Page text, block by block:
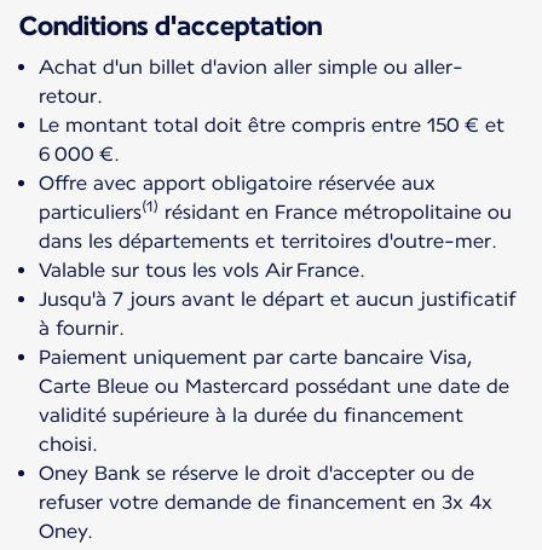
Conditions d'acceptation
Achat d'un billet d'avion aller simple ou aller-
retour.
Le montant total doit être compris entre 150 € et
6 000 €.
Offre avec apport obligatoire réservée aux
particuliers(1) résidant en France métropolitaine ou
dans les départements et territoires d'outre-mer.
Valable sur tous les vols Air France.
Jusqu'à 7 jours avant le départ et aucun justificatif
à fournir.
Paiement uniquement par carte bancaire Visa,
Carte Bleue ou Mastercard possédant une date de
validité supérieure à la durée du financement
choisi.
Oney Bank se réserve le droit d'accepter ou de
refuser votre demande de financement en 3x 4x
Oney.